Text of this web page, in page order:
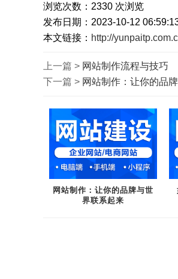
浏览次数： 2330 次浏览
发布日期：2023-10-12
本文链接： http://
上一篇 > 网站制作流程与技巧
下一篇 > 网站制作：让你的品
网站制作：让你的品牌与世
界联系起来